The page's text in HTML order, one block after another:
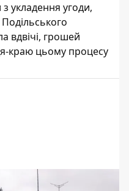
укладення угоди,
вдвічі, грошей
краю цьому процесу